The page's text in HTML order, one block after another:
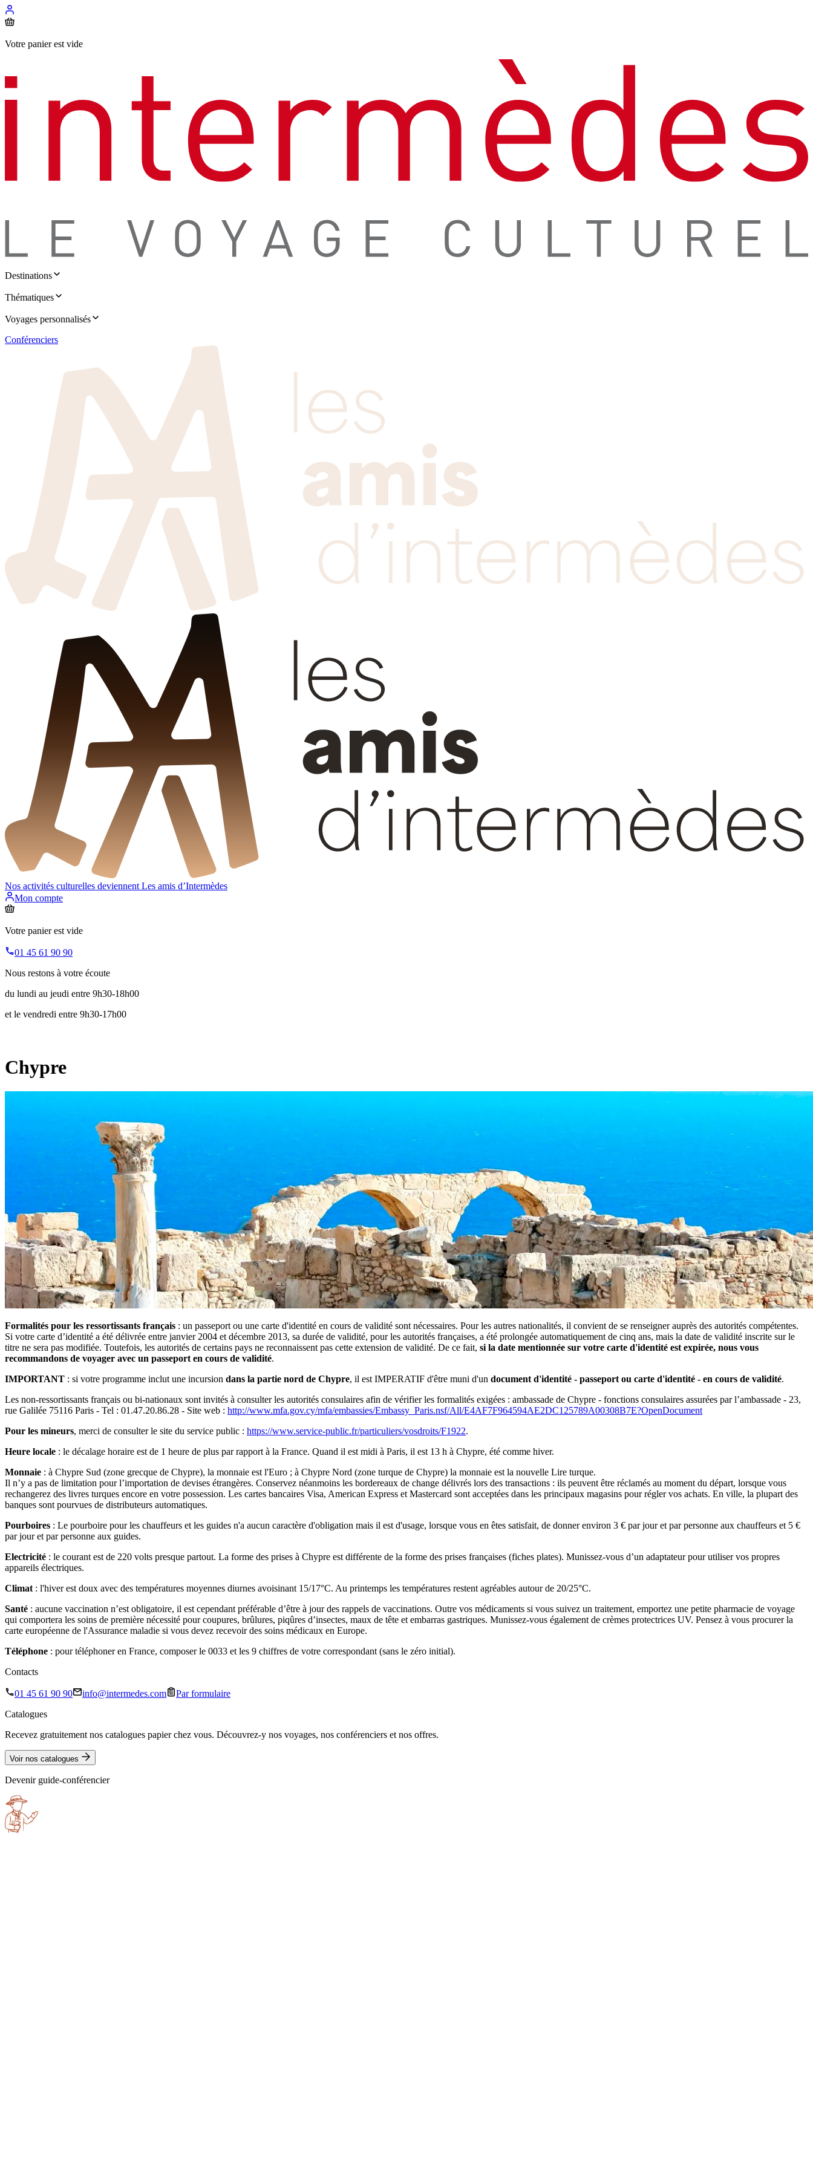
Votre panier est vide
Destinations
Thématiques
Voyages personnalisés
Conférenciers
Nos activités culturelles deviennent Les amis d’Intermèdes
Mon compte
Votre panier est vide
01 45 61 90 90
Nous restons à votre écoute
du lundi au jeudi entre 9h30-18h00
et le vendredi entre 9h30-17h00
Chypre
Formalités pour les ressortissants français : un passeport ou une carte d'identité en cours de validité sont nécessaires. Pour les autres nationalités, il convient de se renseigner auprès des autorités compétentes.
Si votre carte d’identité a été délivrée entre janvier 2004 et décembre 2013, sa durée de validité, pour les autorités françaises, a été prolongée automatiquement de cinq ans, mais la date de validité inscrite sur le
titre ne sera pas modifiée. Toutefois, les autorités de certains pays ne reconnaissent pas cette extension de validité. De ce fait, si la date mentionnée sur votre carte d'identité est expirée, nous vous
recommandons de voyager avec un passeport en cours de validité.
IMPORTANT : si votre programme inclut une incursion dans la partie nord de Chypre, il est IMPERATIF d'être muni d'un document d'identité - passeport ou carte d'identité - en cours de validité.
Les non-ressortissants français ou bi-nationaux sont invités à consulter les autorités consulaires afin de vérifier les formalités exigées : ambassade de Chypre - fonctions consulaires assurées par l’ambassade - 23,
rue Galilée 75116 Paris - Tel : 01.47.20.86.28 - Site web : http://www.mfa.gov.cy/mfa/embassies/Embassy_Paris.nsf/All/E4AF7F964594AE2DC125789A00308B7E?OpenDocument
Pour les mineurs, merci de consulter le site du service public : https://www.service-public.fr/particuliers/vosdroits/F1922.
Heure locale : le décalage horaire est de 1 heure de plus par rapport à la France. Quand il est midi à Paris, il est 13 h à Chypre, été comme hiver.
Monnaie : à Chypre Sud (zone grecque de Chypre), la monnaie est l'Euro ; à Chypre Nord (zone turque de Chypre) la monnaie est la nouvelle Lire turque.
Il n’y a pas de limitation pour l’importation de devises étrangères. Conservez néanmoins les bordereaux de change délivrés lors des transactions : ils peuvent être réclamés au moment du départ, lorsque vous
rechangerez des livres turques encore en votre possession. Les cartes bancaires Visa, American Express et Mastercard sont acceptées dans les principaux magasins pour régler vos achats. En ville, la plupart des
banques sont pourvues de distributeurs automatiques.
Pourboires : Le pourboire pour les chauffeurs et les guides n'a aucun caractère d'obligation mais il est d'usage, lorsque vous en êtes satisfait, de donner environ 3 € par jour et par personne aux chauffeurs et 5 €
par jour et par personne aux guides.
Electricité : le courant est de 220 volts presque partout. La forme des prises à Chypre est différente de la forme des prises françaises (fiches plates). Munissez-vous d’un adaptateur pour utiliser vos propres
appareils électriques.
Climat: l'hiver est doux avec des températures moyennes diurnes avoisinant 15/17°C. Au printemps les températures restent agréables autour de 20/25°C.
Santé : aucune vaccination n’est obligatoire, il est cependant préférable d’être à jour des rappels de vaccinations. Outre vos médicaments si vous suivez un traitement, emportez une petite pharmacie de voyage
qui comportera les soins de première nécessité pour coupures, brûlures, piqûres d’insectes, maux de tête et embarras gastriques. Munissez-vous également de crèmes protectrices UV. Pensez à vous procurer la
carte européenne de l'Assurance maladie si vous devez recevoir des soins médicaux en Europe.
Téléphone : pour téléphoner en France, composer le 0033 et les 9 chiffres de votre correspondant (sans le zéro initial).
Contacts
01 45 61 90 90 info@intermedes.com
Par formulaire
Catalogues
Recevez gratuitement nos catalogues papier chez vous. Découvrez-y nos voyages, nos conférenciers et nos offres.
Voir nos catalogues
Devenir guide-conférencier